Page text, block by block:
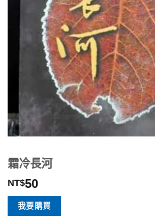
霜冷長河
NT$50
我要購買